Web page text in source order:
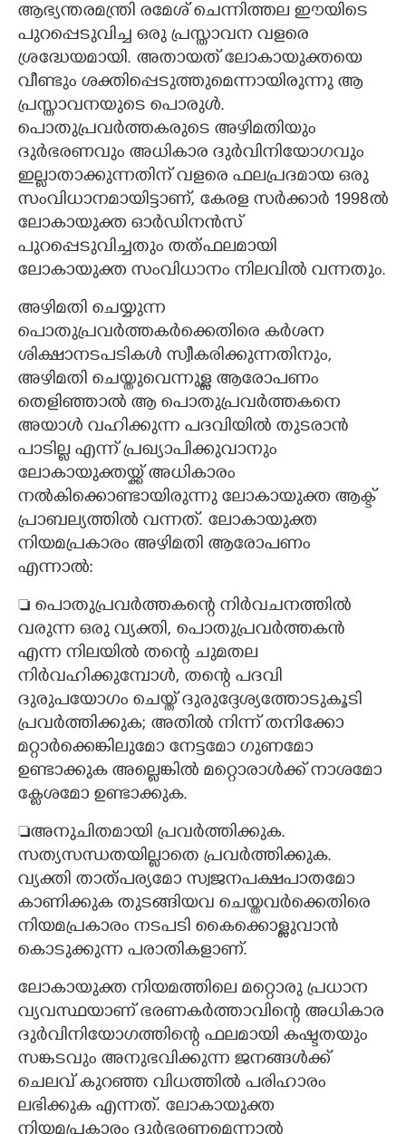
CARTOONS
LITERATURE
ZOOM
CONTACT US
ആഭ്യന്തരമന്ത്രി രമേശ് ചെന്നിത്തല ഈയിടെ
പുറപ്പെടുവിച്ച ഒരു പ്രസ്താവന വളരെ
ശ്രദ്ധേയമായി. അതായത് ലോകായുക്തയെ
വീണ്ടും ശക്തിപ്പെടുത്തുമെന്നായിരുന്നു ആ
പ്രസ്താവനയുടെ പൊരുൾ.
പൊതുപ്രവർത്തകരുടെ അഴിമതിയും
ദുർഭരണവും അധികാര ദുർവിനിയോഗവും
ഇല്ലാതാക്കുന്നതിന് വളരെ ഫലപ്രദമായ ഒരു
സംവിധാനമായിട്ടാണ്, കേരള സർക്കാർ 1998ൽ
ലോകായുക്ത ഓർഡിനൻസ്
പുറപ്പെടുവിച്ചതും തത്ഫലമായി
ലോകായുക്ത സംവിധാനം നിലവിൽ വന്നതും.
അഴിമതി ചെയ്യുന്ന
പൊതുപ്രവർത്തകർക്കെതിരെ കർശന
ശിക്ഷാനടപടികൾ സ്വീകരിക്കുന്നതിനും,
അഴിമതി ചെയ്തുവെന്നുള്ള ആരോപണം
തെളിഞ്ഞാൽ ആ പൊതുപ്രവർത്തകനെ
അയാൾ വഹിക്കുന്ന പദവിയിൽ തുടരാൻ
പാടില്ല എന്ന് പ്രഖ്യാപിക്കുവാനും
ലോകായുക്തയ്ക്ക് അധികാരം
നൽകിക്കൊണ്ടായിരുന്നു ലോകായുക്ത ആക്ട്
പ്രാബല്യത്തിൽ വന്നത്. ലോകായുക്ത
നിയമപ്രകാരം അഴിമതി ആരോപണം
എന്നാൽ:
 പൊതുപ്രവർത്തകന്റെ നിർവചനത്തിൽ
വരുന്ന ഒരു വ്യക്തി, പൊതുപ്രവർത്തകൻ
എന്ന നിലയിൽ തന്റെ ചുമതല
നിർവഹിക്കുമ്പോൾ, തന്റെ പദവി
ദുരുപയോഗം ചെയ്ത് ദുരുദ്ദേശ്യത്തോടുകൂടി
പ്രവർത്തിക്കുക; അതിൽ നിന്ന് തനിക്കോ
മറ്റാർക്കെങ്കിലുമോ നേട്ടമോ ഗുണമോ
ഉണ്ടാക്കുക അല്ലെങ്കിൽ മറ്റൊരാൾക്ക് നാശമോ
ക്ലേശമോ ഉണ്ടാക്കുക.
അനുചിതമായി പ്രവർത്തിക്കുക.
സത്യസന്ധതയില്ലാതെ പ്രവർത്തിക്കുക.
വ്യക്തി താത്പര്യമോ സ്വജനപക്ഷപാതമോ
കാണിക്കുക തുടങ്ങിയവ ചെയ്തവർക്കെതിരെ
നിയമപ്രകാരം നടപടി കൈക്കൊള്ളുവാൻ
കൊടുക്കുന്ന പരാതികളാണ്.
ലോകായുക്ത നിയമത്തിലെ മറ്റൊരു പ്രധാന
വ്യവസ്ഥയാണ് ഭരണകർത്താവിന്റെ അധികാര
ദുർവിനിയോഗത്തിന്റെ ഫലമായി കഷ്ടതയും
സങ്കടവും അനുഭവിക്കുന്ന ജനങ്ങൾക്ക്
ചെലവ് കുറഞ്ഞ വിധത്തിൽ പരിഹാരം
ലഭിക്കുക എന്നത്. ലോകായുക്ത